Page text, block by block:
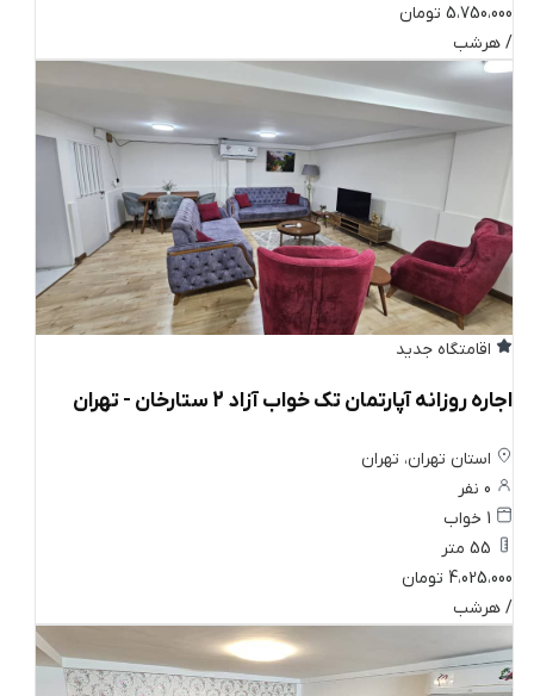
5،750،000 تومان
/ هرشب
اقامتگاه جدید
اجاره روزانه آپارتمان تک خواب آزاد 2 ستارخان - تهران
استان تهران، تهران
4،025،000 تومان
/ هرشب